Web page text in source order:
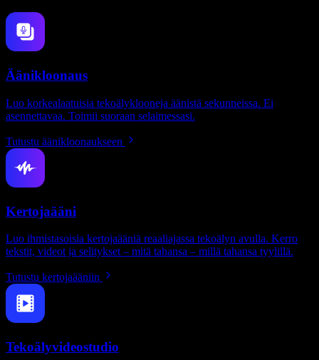
Äänikloonaus
Luo korkealaatuisia tekoälyklooneja äänistä sekunneissa. Ei
asennettavaa. Toimii suoraan selaimessasi.
Tutustu äänikloonaukseen
Kertojaääni
Luo ihmistasoisia kertojaääniä reaaliajassa tekoälyn avulla. Kerro
tekstit, videot ja selitykset – mitä tahansa – millä tahansa tyylillä.
Tutustu kertojaääniin
Tekoälyvideostudio